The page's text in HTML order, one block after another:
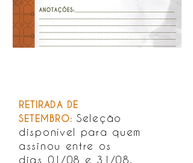
RETIRADA DE
SETEMBRO: Seleção
disponível para quem
assinou entre os
dias 01/08 e 31/08.